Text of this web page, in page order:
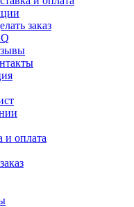
заказ
и оплата